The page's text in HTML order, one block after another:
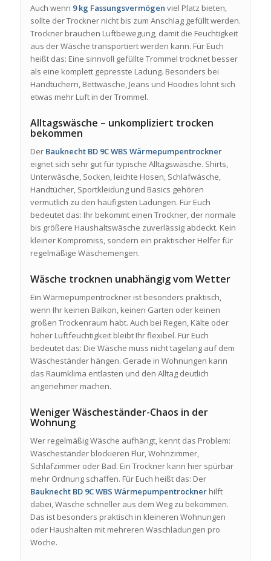
Auch wenn 9 kg Fassungsvermögen viel Platz bieten,
sollte der Trockner nicht bis zum Anschlag gefüllt werden.
Trockner brauchen Luftbewegung, damit die Feuchtigkeit
aus der Wäsche transportiert werden kann. Für Euch
heißt das: Eine sinnvoll gefüllte Trommel trocknet besser
als eine komplett gepresste Ladung. Besonders bei
Handtüchern, Bettwäsche, Jeans und Hoodies lohnt sich
etwas mehr Luft in der Trommel.
Alltagswäsche – unkompliziert trocken
bekommen
Der Bauknecht BD 9C WBS Wärmepumpentrockner
eignet sich sehr gut für typische Alltagswäsche. Shirts,
Unterwäsche, Socken, leichte Hosen, Schlafwäsche,
Handtücher, Sportkleidung und Basics gehören
vermutlich zu den häufigsten Ladungen. Für Euch
bedeutet das: Ihr bekommt einen Trockner, der normale
bis größere Haushaltswäsche zuverlässig abdeckt. Kein
kleiner Kompromiss, sondern ein praktischer Helfer für
regelmäßige Wäschemengen.
Wäsche trocknen unabhängig vom Wetter
Ein Wärmepumpentrockner ist besonders praktisch,
wenn Ihr keinen Balkon, keinen Garten oder keinen
großen Trockenraum habt. Auch bei Regen, Kälte oder
hoher Luftfeuchtigkeit bleibt Ihr flexibel. Für Euch
bedeutet das: Die Wäsche muss nicht tagelang auf dem
Wäscheständer hängen. Gerade in Wohnungen kann
das Raumklima entlasten und den Alltag deutlich
angenehmer machen.
Weniger Wäscheständer-Chaos in der
Wohnung
Wer regelmäßig Wäsche aufhängt, kennt das Problem:
Wäscheständer blockieren Flur, Wohnzimmer,
Schlafzimmer oder Bad. Ein Trockner kann hier spürbar
mehr Ordnung schaffen. Für Euch heißt das: Der
Bauknecht BD 9C WBS Wärmepumpentrocknerhilft
dabei, Wäsche schneller aus dem Weg zu bekommen.
Das ist besonders praktisch in kleineren Wohnungen
oder Haushalten mit mehreren Waschladungen pro
Woche.